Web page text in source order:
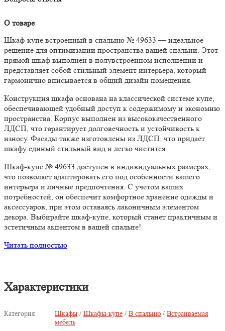
О товаре
Шкаф-купе встроенный в спальню № 49633 — идеальное
решение для оптимизации пространства вашей спальни. Этот
прямой шкаф выполнен в полувстроенном исполнении и
представляет собой стильный элемент интерьера, который
гармонично вписывается в общий дизайн помещения.
Конструкция шкафа основана на классической системе купе,
обеспечивающей удобный доступ к содержимому и экономию
пространства. Корпус выполнен из высококачественного
ЛДСП, что гарантирует долговечность и устойчивость к
износу. Фасады также изготовлены из ЛДСП, что придаёт
шкафу единый стильный вид и легко чистится.
Шкаф-купе № 49633 доступен в индивидуальных размерах,
что позволяет адаптировать его под особенности вашего
интерьера и личные предпочтения. С учетом ваших
потребностей, он обеспечит комфортное хранение одежды и
аксессуаров, при этом оставаясь лаконичным элементом
декора. Выбирайте шкаф-купе, который станет практичным и
эстетичным акцентом в вашей спальне!
Читать полностью
Характеристики
Категория Шкафы / Шкафы-купе / В спальню / Встраиваемая
мебель